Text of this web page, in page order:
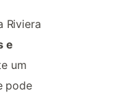
Riviera
e
um
pode